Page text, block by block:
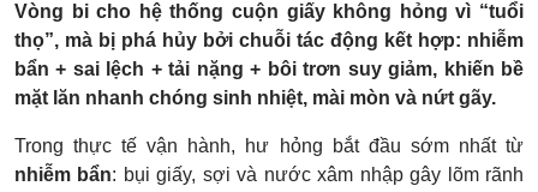
Vòng bi cho hệ thống cuộn giấy không hỏng vì “tuổi
thọ”, mà bị phá hủy bởi chuỗi tác động kết hợp: nhiễm
bẩn + sai lệch + tải nặng + bôi trơn suy giảm, khiến bề
mặt lăn nhanh chóng sinh nhiệt, mài mòn và nứt gãy.
Trong thực tế vận hành, hư hỏng bắt đầu sớm nhất từ
nhiễm bẩn: bụi giấy, sợi và nước xâm nhập gây lõm rãnh